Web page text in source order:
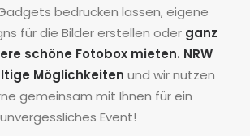
bedrucken lassen, eigene
für die Bilder erstellen oder ganz
schöne Fotobox mieten. NRW
Möglichkeiten und wir nutzen
gemeinsam mit Ihnen für ein
unvergessliches Event!